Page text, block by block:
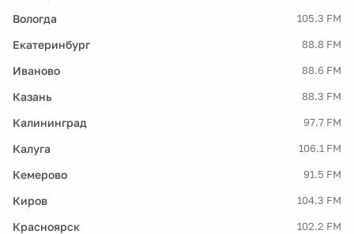
Вологда 105.3 FM
Екатеринбург 88.8 FM
Иваново 88.6 FM
Казань 88.3 FM
Калининград 97.7 FM
Калуга 106.1 FM
Кемерово 91.5 FM
Киров 104.3 FM
Красноярск 102.2 FM